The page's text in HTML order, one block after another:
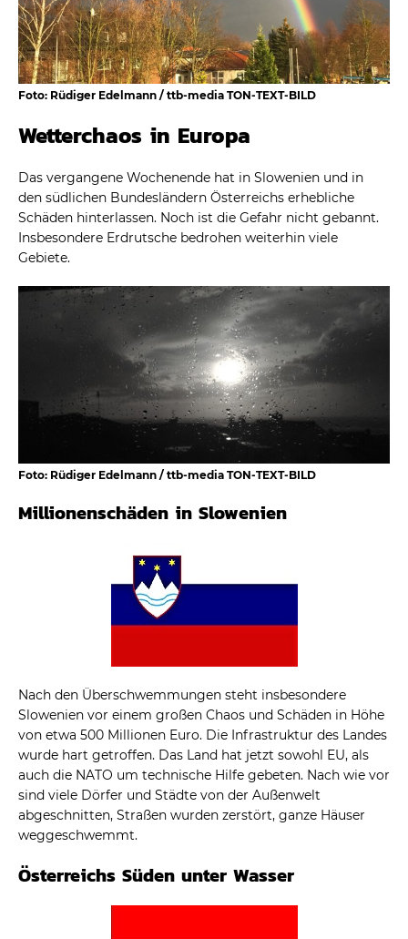
Foto: Rüdiger Edelmann / ttb-media TON-TEXT-BILD
Wetterchaos in Europa
Das vergangene Wochenende hat in Slowenien und in
den südlichen Bundesländern Österreichs erhebliche
Schäden hinterlassen. Noch ist die Gefahr nicht gebannt.
Insbesondere Erdrutsche bedrohen weiterhin viele
Gebiete.
Foto: Rüdiger Edelmann / ttb-media TON-TEXT-BILD
Millionenschäden in Slowenien
Nach den Überschwemmungen steht insbesondere
Slowenien vor einem großen Chaos und Schäden in Höhe
von etwa 500 Millionen Euro. Die Infrastruktur des Landes
wurde hart getroffen. Das Land hat jetzt sowohl EU, als
auch die NATO um technische Hilfe gebeten. Nach wie vor
sind viele Dörfer und Städte von der Außenwelt
abgeschnitten, Straßen wurden zerstört, ganze Häuser
weggeschwemmt.
Österreichs Süden unter Wasser